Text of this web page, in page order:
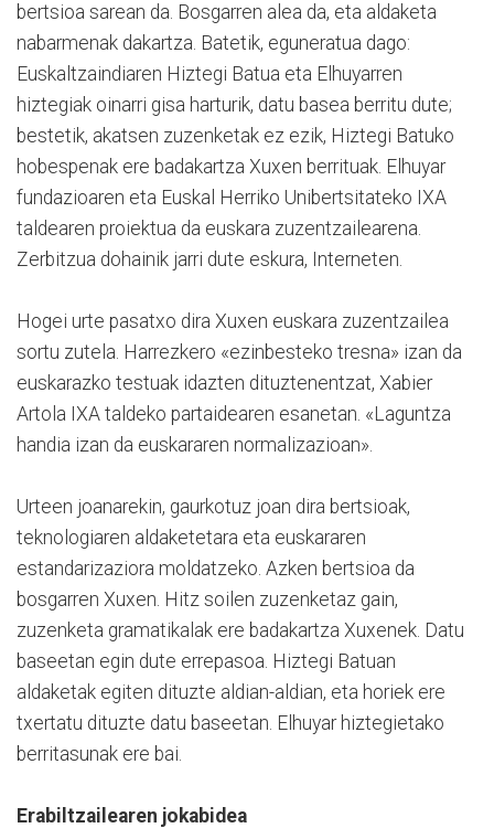
bertsioa sarean da. Bosgarren alea da, eta aldaketa
nabarmenak dakartza. Batetik, eguneratua dago:
Euskaltzaindiaren Hiztegi Batua eta Elhuyarren
hiztegiak oinarri gisa harturik, datu basea berritu dute;
bestetik, akatsen zuzenketak ez ezik, Hiztegi Batuko
hobespenak ere badakartza Xuxen berrituak. Elhuyar
fundazioaren eta Euskal Herriko Unibertsitateko IXA
taldearen proiektua da euskara zuzentzailearena.
Zerbitzua dohainik jarri dute eskura, Interneten.
Hogei urte pasatxo dira Xuxen euskara zuzentzailea
sortu zutela. Harrezkero «ezinbesteko tresna» izan da
euskarazko testuak idazten dituztenentzat, Xabier
Artola IXA taldeko partaidearen esanetan. «Laguntza
handia izan da euskararen normalizazioan».
Urteen joanarekin, gaurkotuz joan dira bertsioak,
teknologiaren aldaketetara eta euskararen
estandarizaziora moldatzeko. Azken bertsioa da
bosgarren Xuxen. Hitz soilen zuzenketaz gain,
zuzenketa gramatikalak ere badakartza Xuxenek. Datu
baseetan egin dute errepasoa. Hiztegi Batuan
aldaketak egiten dituzte aldian-aldian, eta horiek ere
txertatu dituzte datu baseetan. Elhuyar hiztegietako
berritasunak ere bai.
Erabiltzailearen jokabidea